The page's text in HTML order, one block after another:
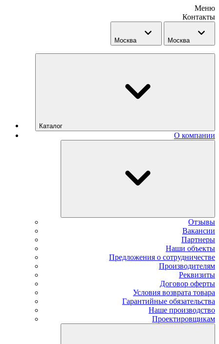
Меню
Контакты
Москва Москва
Каталог
О компании
Отзывы
Вакансии
Партнеры
Наши объекты
Предложения о сотрудничестве
Производителям
Реквизиты
Договор оферты
Условия возврата товара
Гарантийные обязательства
Наше производство
Проектировщикам